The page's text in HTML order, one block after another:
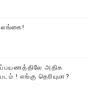
அதிக
! எங்கு தெரியுமா?